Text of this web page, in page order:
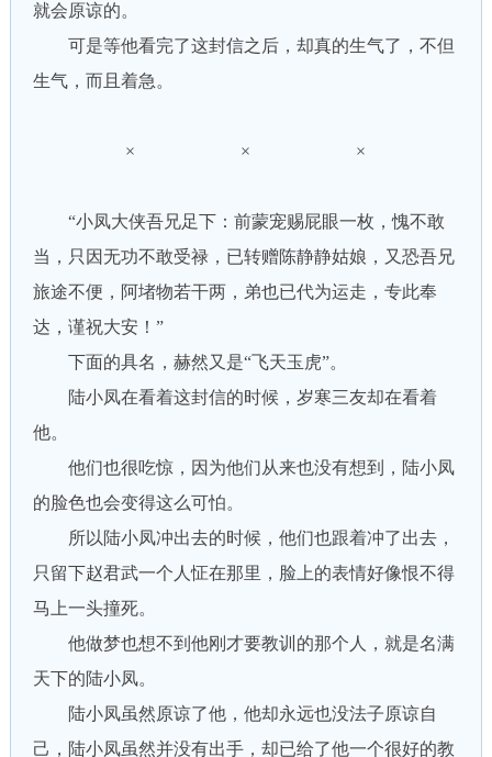
就会原谅的。
可是等他看完了这封信之后，却真的生气了，不但
生气，而且着急。
× × ×
“小凤大侠吾兄足下：前蒙宠赐屁眼一枚，愧不敢
当，只因无功不敢受禄，已转赠陈静静姑娘，又恐吾兄
旅途不便，阿堵物若干两，弟也已代为运走，专此奉
达，谨祝大安！”
下面的具名，赫然又是“飞天玉虎”。
陆小凤在看着这封信的时候，岁寒三友却在看着
他。
他们也很吃惊，因为他们从来也没有想到，陆小凤
的脸色也会变得这么可怕。
所以陆小凤冲出去的时候，他们也跟着冲了出去，
只留下赵君武一个人怔在那里，脸上的表情好像恨不得
马上一头撞死。
他做梦也想不到他刚才要教训的那个人，就是名满
天下的陆小凤。
陆小凤虽然原谅了他，他却永远也没法子原谅自
己，陆小凤虽然并没有出手，却已给了他一个很好的教